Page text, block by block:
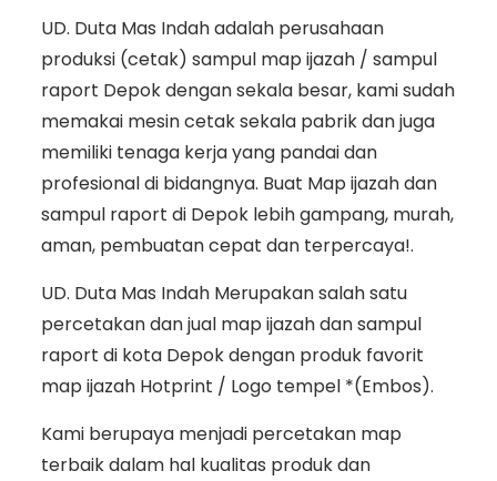
UD. Duta Mas Indah adalah perusahaan
produksi (cetak) sampul map ijazah / sampul
raport Depok dengan sekala besar, kami sudah
memakai mesin cetak sekala pabrik dan juga
memiliki tenaga kerja yang pandai dan
profesional di bidangnya. Buat Map ijazah dan
sampul raport di Depok lebih gampang, murah,
aman, pembuatan cepat dan terpercaya!.
UD. Duta Mas Indah Merupakan salah satu
percetakan dan jual map ijazah dan sampul
raport di kota Depok dengan produk favorit
map ijazah Hotprint / Logo tempel *(Embos).
Kami berupaya menjadi percetakan map
terbaik dalam hal kualitas produk dan